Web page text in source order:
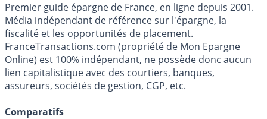
Premier guide épargne de France, en ligne depuis 2001.
Média indépendant de référence sur l'épargne, la
fiscalité et les opportunités de placement.
FranceTransactions.com (propriété de Mon Epargne
Online) est 100% indépendant, ne possède donc aucun
lien capitalistique avec des courtiers, banques,
assureurs, sociétés de gestion, CGP, etc.
Comparatifs